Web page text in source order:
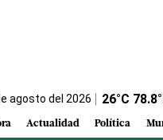
agosto del 2026 26°C 78.8
Actualidad Política